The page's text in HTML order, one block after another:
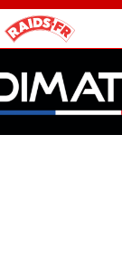
cookies